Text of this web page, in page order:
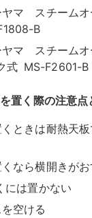
ヤマ スチームオ
B
ヤマ スチームオ
式 MS-F2601-B
置く際の注意点
ときは耐熱天
なら横開きが
には置かない
空ける